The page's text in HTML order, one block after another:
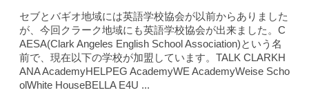
セブとバギオ地域には英語学校協会が以前からありました
が、今回クラーク地域にも英語学校協会が出来ました。C
AESA(Clark Angeles English School Association)という名
前で、現在以下の学校が加盟しています。TALK CLARKH
ANA AcademyHELPEG AcademyWE AcademyWeise Scho
olWhite HouseBELLA E4U ...